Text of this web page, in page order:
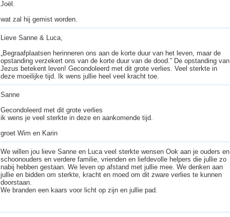
Joël.
wat zal hij gemist worden.
Lieve Sanne & Luca,
„Begraafplaatsen herinneren ons aan de korte duur van het leven, maar de
opstanding verzekert ons van de korte duur van de dood.” De opstanding van
Jezus betekent leven! Gecondoleerd met dit grote verlies. Veel sterkte in
deze moeilijke tijd. Ik wens jullie heel veel kracht toe.
Sanne
Gecondoleerd met dit grote verlies
ik wens je veel sterkte in deze en aankomende tijd.
groet Wim en Karin
We willen jou lieve Sanne en Luca veel sterkte wensen Ook aan je ouders en
schoonouders en verdere familie, vrienden en liefdevolle helpers die jullie zo
nabij hebben gestaan. We leven op afstand met jullie mee. We denken aan
jullie en bidden om sterkte, kracht en moed om dit zware verlies te kunnen
doorstaan.
We branden een kaars voor licht op zijn en jullie pad.